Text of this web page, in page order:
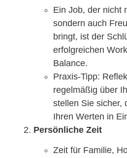
Ein Job, der nicht
sondern auch
bringt, ist der
erfolgreichen
Balance.
Praxis-Tipp:
regelmäßig über
stellen Sie sicher,
Ihren Werten in
Persönliche Zeit
Zeit für Familie,